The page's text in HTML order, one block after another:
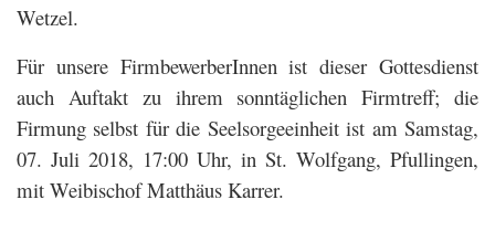
Wetzel.
Für unsere FirmbewerberInnen ist dieser Gottesdienst
auch Auftakt zu ihrem sonntäglichen Firmtreff; die
Firmung selbst für die Seelsorgeeinheit ist am Samstag,
07. Juli 2018, 17:00 Uhr, in St. Wolfgang, Pfullingen,
mit Weibischof Matthäus Karrer.